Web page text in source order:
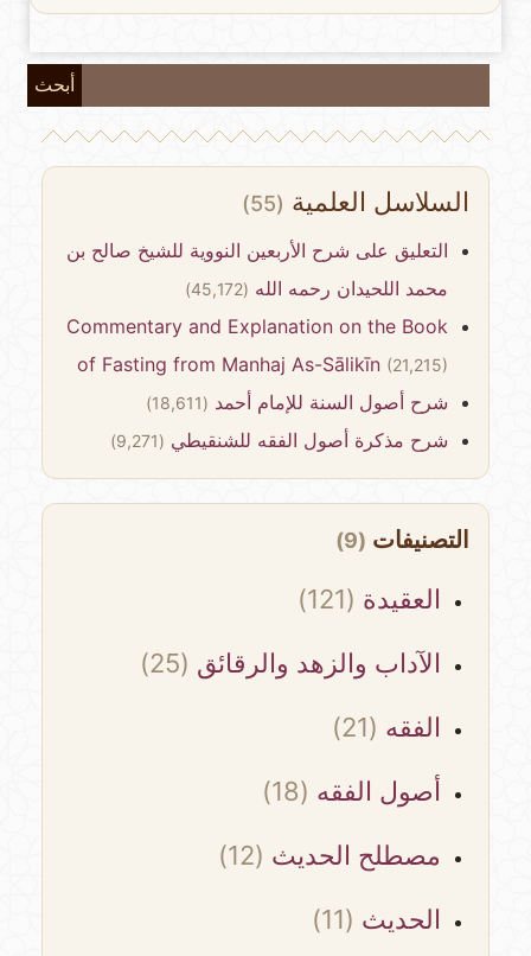
أبحث
السلاسل العلمية(55)
التعليق على شرح الأربعين النووية للشيخ صالح بن
محمد اللحيدان رحمه الله(45,172)
Commentary and Explanation on the Book
of Fasting from Manhaj As-Sālikīn(21,215)
شرح أصول السنة للإمام أحمد(18,611)
شرح مذكرة أصول الفقه للشنقيطي (9,271)
التصنيفات(9)
العقيدة(121)
الآداب والزهد والرقائق(25)
الفقه(21)
أصول الفقه(18)
مصطلح الحديث(12)
الحديث(11)